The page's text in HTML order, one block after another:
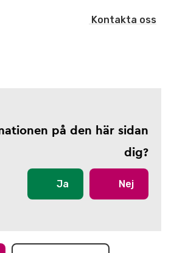
Kontakta oss
på den här sidan
dig?
Ja Nej